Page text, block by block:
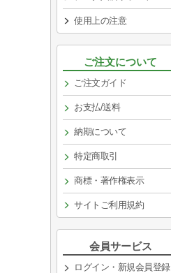
使用上の注意
ご注文について
ご注文ガイド
お支払/送料
納期について
特定商取引
商標・著作権表示
サイトご利用規約
会員サービス
ログイン・新規会員登録